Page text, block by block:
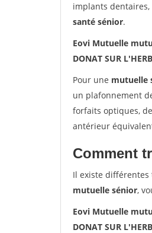
implants
santé sénior.
Eovi Mutuelle
DONAT SUR
Pour une mutuelle
un plafonnement
forfaits optiques,
antérieur
Comment
Il existe différentes
mutuelle sénior,
Eovi Mutuelle
DONAT SUR